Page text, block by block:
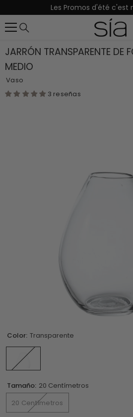
SALTAR AL CONTENIDO
Les Promos d'été c'est
JARRÓN TRANSPARENTE DE
MEDIO
Vaso
3 reseñas
Color: Transparente
Tamaño: 20 Centímetros
20 Centímetros